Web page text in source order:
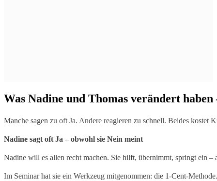
Was Nadine und Thomas verändert
Manche sagen zu oft Ja. Andere reagieren zu schnell. Beides kostet
Nadine sagt oft Ja – obwohl sie Nein meint
Nadine will es allen recht machen. Sie hilft, übernimmt, springt ein
Im Seminar hat sie ein Werkzeug mitgenommen: die 1-Cent-